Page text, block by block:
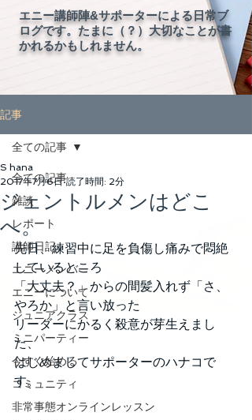
エニー講師陣&サポーターによる日常ブ
ログです。たまに（？）大切なことが書
かれるかもしれません。
記事
全ての記事
雑談
レポート
講師日記
エニーメンバー
エニーについて
ジュニアクラス
ミニパーティー
今すぐ始める
コミュニティ
非常事態オンラインレッスン
全ての記事
ジェントルメンはどこ
へ。
S hana
2017年7月6日 読了時間: 2分
先日、練習中に足を負傷し痛みで悶絶
しているところ
「大丈夫？」からの間髪入れず「さ、
やろか」と言い放った
リーダーにかるく殺意が芽生えまし
た、
はじめましてサポーターのハナコで
す。